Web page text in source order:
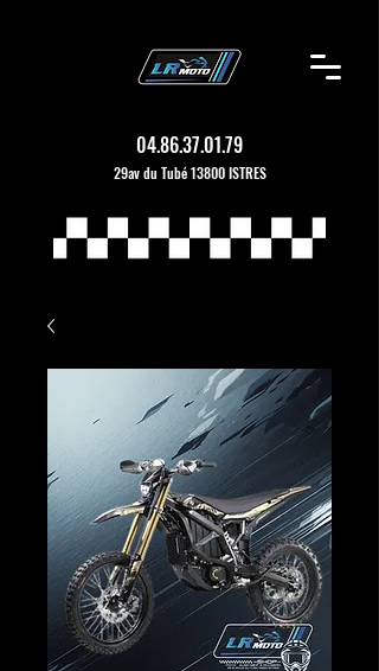
04.86.37.01.79
29av du Tubé 13800 ISTRES